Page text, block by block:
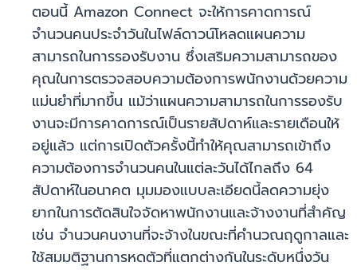
ตอนนี้ Amazon Connect จะให้การคาดการณ์
จำนวนคนประจำวันในไฟล์ดาวน์โหลดแผนความ
สามารถในการรองรับงาน ซึ่งเสริมความสามารถของ
คุณในการตรวจสอบความต้องการพนักงานด้วยความ
แม่นยำที่มากขึ้น แม้ว่าแผนความสามารถในการรองรับ
งานจะมีการคาดการณ์เป็นรายสัปดาห์และรายเดือนให้
อยู่แล้ว แต่การเปิดตัวครั้งนี้ทำให้คุณสามารถเข้าถึง
ความต้องการจำนวนคนในแต่ละวันได้ไกลถึง 64
สัปดาห์ในอนาคต มุมมองแบบละเอียดนี้ลดความยุ่ง
ยากในการตัดสินใจจัดหาพนักงานและจ้างงานที่สำคัญ
เช่น จำนวนคนงานที่จะจ้างในขณะที่คำนวณฤดูกาลและ
ใช้สมมติฐานการหดตัวที่แตกต่างกันในระดับหนึ่งวัน